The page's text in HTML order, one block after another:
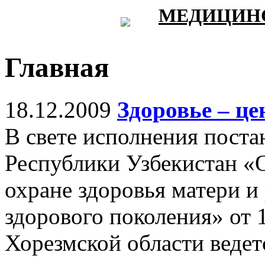
Главная
18.12.2009 Здоровье –
В свете исполнения
Республики Узбекистан
охране здоровья матери
здорового поколения» от
Хорезмской области